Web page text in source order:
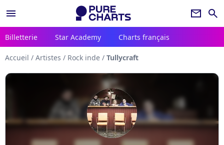
menu newsletter search
Billetterie Star Academy Charts français
Accueil / Artistes / Rock inde / Tullycraft